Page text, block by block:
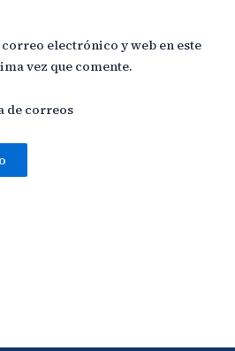
electrónico y web en este
vez que comente.
de correos